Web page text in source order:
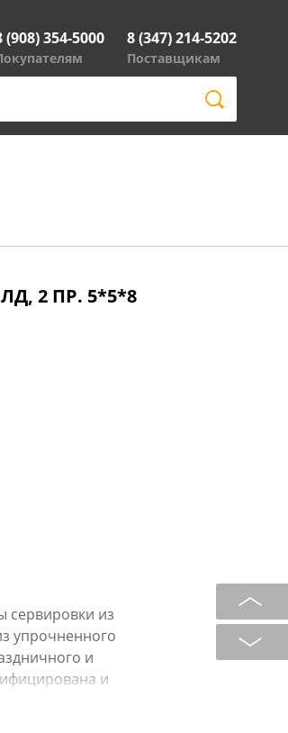
(908) 354-5000 8 (347) 214-5202
Поставщикам
2 ПР. 5*5*8
сервировки из
упрочненного
и
и
в
машине.